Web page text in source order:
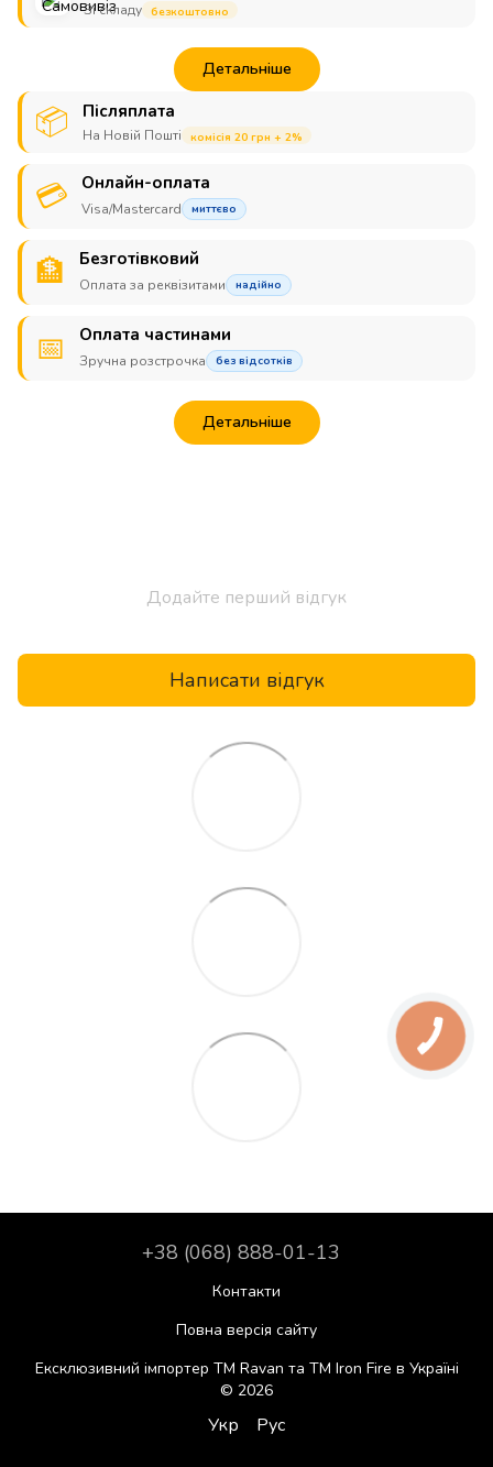
Зі складу безкоштовно
Детальніше
📦 Післяплата
На Новій Пошті комісія 20 грн + 2%
💳 Онлайн-оплата
Visa/Mastercard миттєво
🏦 Безготівковий
Оплата за реквізитами надійно
📅 Оплата частинами
Зручна розстрочка без відсотків
Детальніше
Додайте перший відгук
Написати відгук
+38 (068) 888-01-13
Контакти
Повна версія сайту
Ексклюзивний імпортер ТМ Ravan та ТМ Iron Fire в Україні
© 2026
Укр Рус